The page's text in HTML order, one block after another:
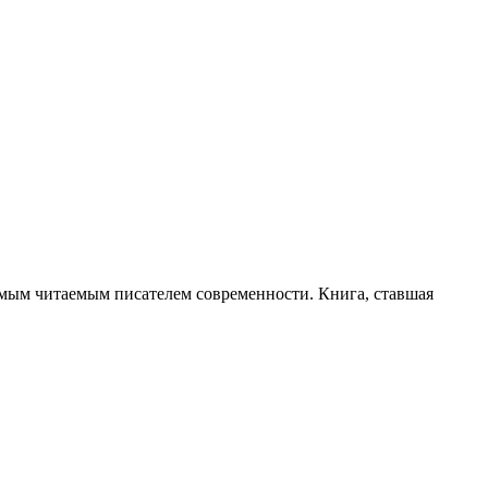
читаемым писателем современности. Книга, ставшая